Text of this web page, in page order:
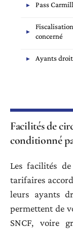
Pass
concerné
Ayants
Facilités de
conditionné
Les facilités
tarifaires
leurs ayants
permettent de
SNCF, voire